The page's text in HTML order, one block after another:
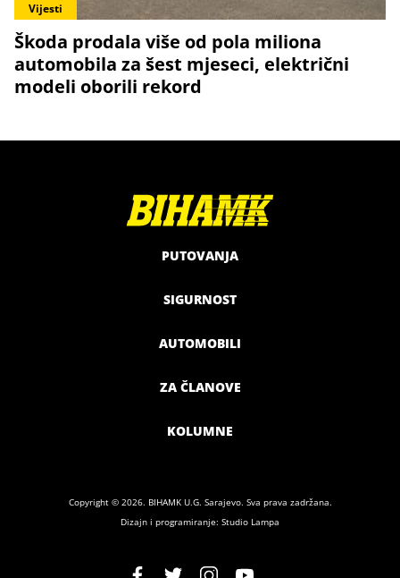
Vijesti
Škoda prodala više od pola miliona
automobila za šest mjeseci, električni
modeli oborili rekord
PUTOVANJA
SIGURNOST
AUTOMOBILI
ZA ČLANOVE
KOLUMNE
Copyright © 2026. BIHAMK U.G. Sarajevo. Sva prava zadržana.
Dizajn i programiranje: Studio Lampa